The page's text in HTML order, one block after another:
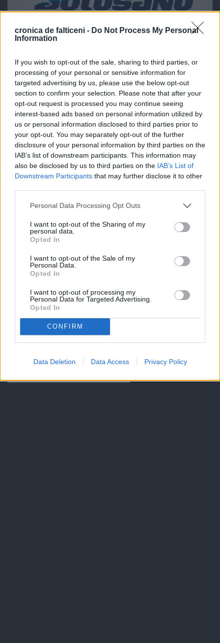
cronica de falticeni - Do Not Process My Personal
Information
If you wish to opt-out of the sale, sharing to third parties, or
processing of your personal or sensitive information for
targeted advertising by us, please use the below opt-out
section to confirm your selection. Please note that after your
opt-out request is processed you may continue seeing
interest-based ads based on personal information utilized by
us or personal information disclosed to third parties prior to
your opt-out. You may separately opt-out of the further
disclosure of your personal information by third parties on the
IAB’s list of downstream participants. This information may
also be disclosed by us to third parties on the IAB’s List of
Downstream Participants that may further disclose it to other
Personal Data Processing Opt Outs
I want to opt-out of the Sharing of my
personal data.
Opted In
I want to opt-out of the Sale of my
Personal Data.
Opted In
I want to opt-out of processing my
Personal Data for Targeted Advertising.
Opted In
CONFIRM
Data Deletion Data Access Privacy Policy